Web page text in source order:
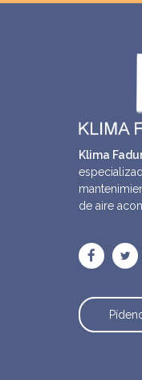
Klima
de aire